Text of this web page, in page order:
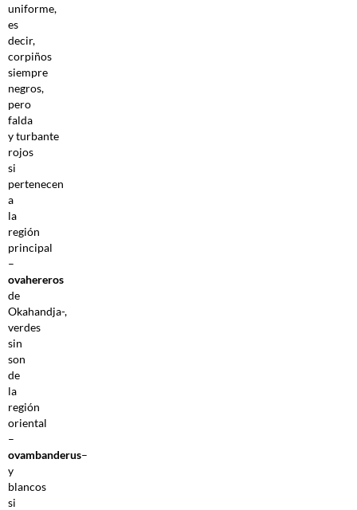
uniforme,
es
decir,
corpiños
siempre
negros,
pero
falda
y turbante
rojos
si
pertenecen
a
la
región
principal
–
ovahereros
de
Okahandja-,
verdes
sin
son
de
la
región
oriental
–
ovambanderus–
y
blancos
si